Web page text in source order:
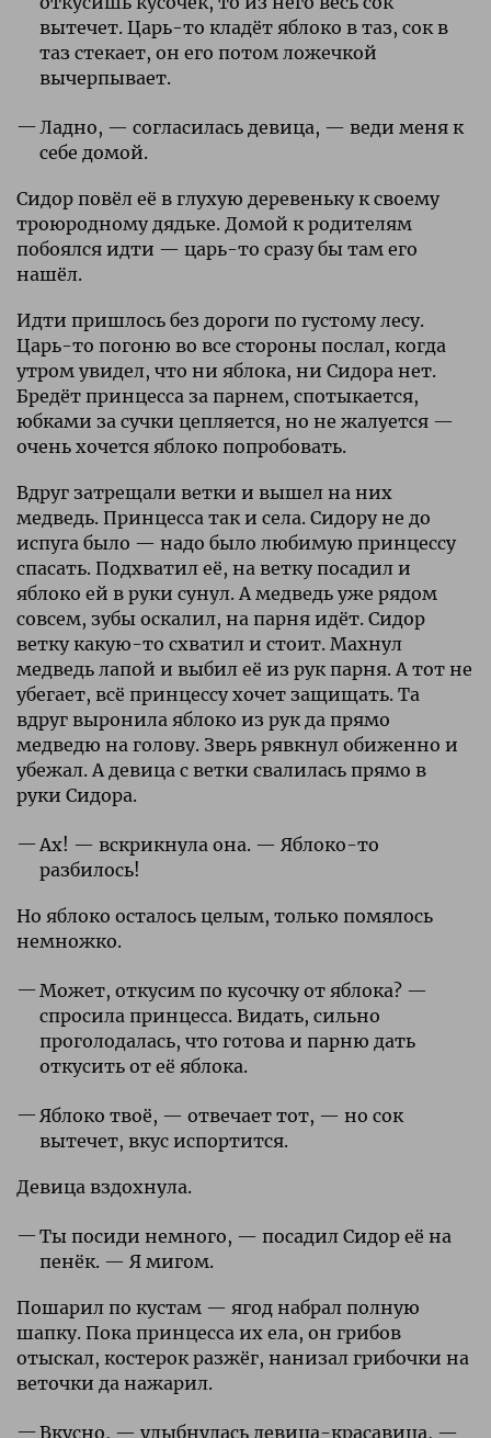
вытечет. Царь-то кладёт яблоко в таз, сок в
таз стекает, он его потом ложечкой
вычерпывает.
Ладно, — согласилась девица, — веди меня к
себе домой.
Сидор повёл её в глухую деревеньку к своему
троюродному дядьке. Домой к родителям
побоялся идти — царь-то сразу бы там его
нашёл.
Идти пришлось без дороги по густому лесу.
Царь-то погоню во все стороны послал, когда
утром увидел, что ни яблока, ни Сидора нет.
Бредёт принцесса за парнем, спотыкается,
юбками за сучки цепляется, но не жалуется —
очень хочется яблоко попробовать.
Вдруг затрещали ветки и вышел на них
медведь. Принцесса так и села. Сидору не до
испуга было — надо было любимую принцессу
спасать. Подхватил её, на ветку посадил и
яблоко ей в руки сунул. А медведь уже рядом
совсем, зубы оскалил, на парня идёт. Сидор
ветку какую-то схватил и стоит. Махнул
медведь лапой и выбил её из рук парня. А тот не
убегает, всё принцессу хочет защищать. Та
вдруг выронила яблоко из рук да прямо
медведю на голову. Зверь рявкнул обиженно и
убежал. А девица с ветки свалилась прямо в
руки Сидора.
Ах! — вскрикнула она. — Яблоко-то
разбилось!
Но яблоко осталось целым, только помялось
немножко.
Может, откусим по кусочку от яблока? —
спросила принцесса. Видать, сильно
проголодалась, что готова и парню дать
откусить от её яблока.
Яблоко твоё, — отвечает тот, — но сок
вытечет, вкус испортится.
Девица вздохнула.
Ты посиди немного, — посадил Сидор её на
пенёк. — Я мигом.
Пошарил по кустам — ягод набрал полную
шапку. Пока принцесса их ела, он грибов
отыскал, костерок разжёг, нанизал грибочки на
веточки да нажарил.
Вкусно, — улыбнулась девица-красавица, —